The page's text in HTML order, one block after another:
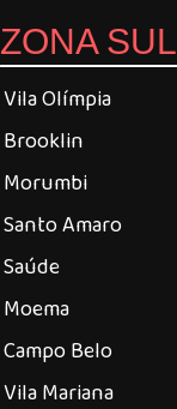
ZONA SUL
Vila Olímpia
Brooklin
Morumbi
Santo Amaro
Saúde
Moema
Campo Belo
Vila Mariana